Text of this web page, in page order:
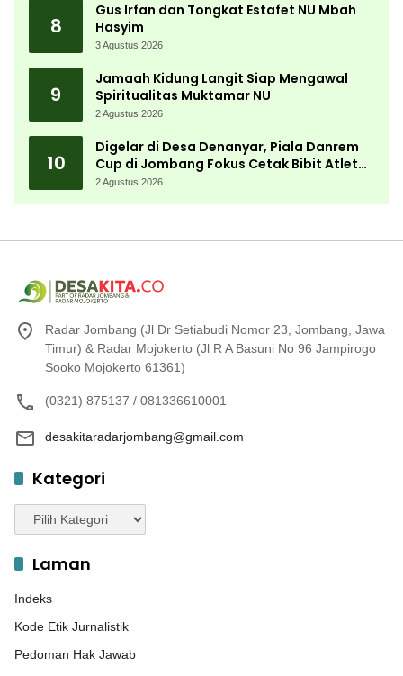
8
Gus Irfan dan Tongkat Estafet NU Mbah
Hasyim
3 Agustus 2026
9
Jamaah Kidung Langit Siap Mengawal
Spiritualitas Muktamar NU
2 Agustus 2026
10
Digelar di Desa Denanyar, Piala Danrem
Cup di Jombang Fokus Cetak Bibit Atlet
Menembak Berprestasi
2 Agustus 2026
Radar Jombang (Jl Dr Setiabudi Nomor 23, Jombang, Jawa
Timur) & Radar Mojokerto (Jl R A Basuni No 96 Jampirogo
Sooko Mojokerto 61361)
(0321) 875137 / 081336610001
desakitaradarjombang@gmail.com
Kategori
Kategori
Laman
Indeks
Kode Etik Jurnalistik
Pedoman Hak Jawab